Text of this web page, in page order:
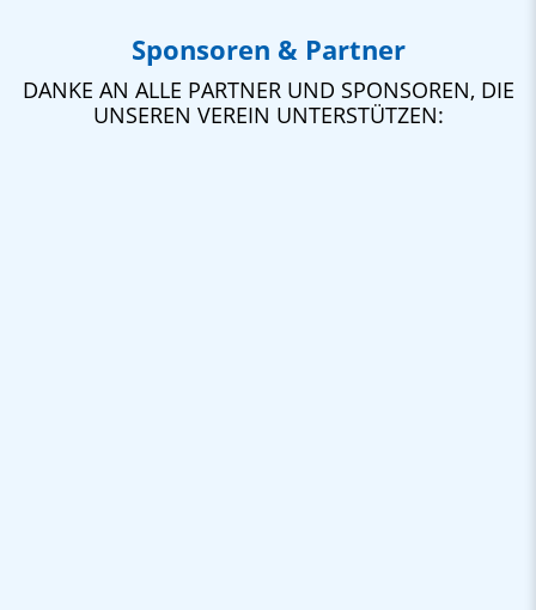
Sponsoren & Partner
DANKE AN ALLE PARTNER UND SPONSOREN, DIE
UNSEREN VEREIN UNTERSTÜTZEN: